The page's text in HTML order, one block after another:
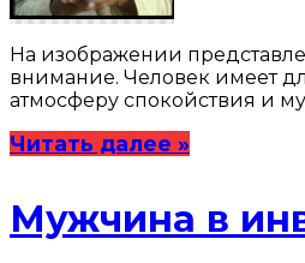
На изображении
внимание. Человек имеет
атмосферу спокойствия и
Читать далее »
Мужчина в